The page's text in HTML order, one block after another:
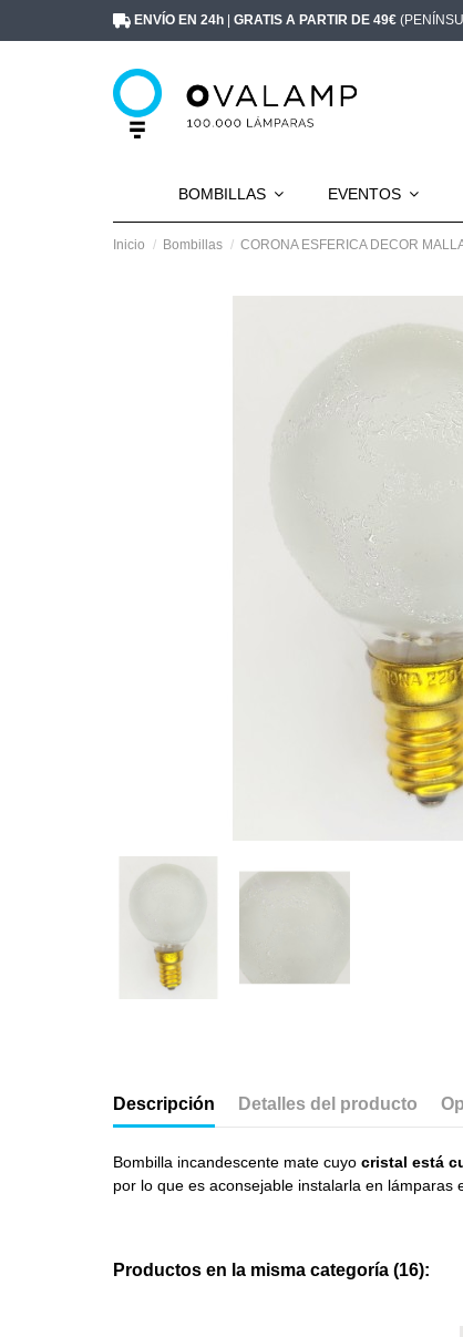
ENVÍO EN 24h GRATIS A PARTIR DE 49€
BOMBILLAS EVENTOS
Inicio Bombillas CORONA ESFERICA DECOR
Descripción Detalles del producto
Bombilla incandescente mate cuyo cristal está
por lo que es aconsejable instalarla en
Productos en la misma categoría (16):